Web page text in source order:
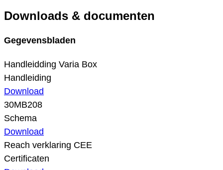
Downloads & documenten
Gegevensbladen
Handleidding Varia Box
Handleiding
Download
30MB208
Schema
Download
Reach verklaring CEE
Certificaten